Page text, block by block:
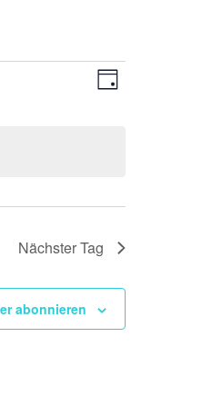
Ansichten-
Navigation
Ansichten-
Tag
Nächster Tag
abonnieren